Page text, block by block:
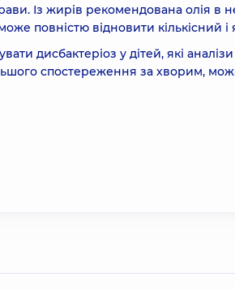
Із жирів рекомендована олія в
повністю відновити кількісний
дисбактеріоз у дітей, які
спостереження за хворим,